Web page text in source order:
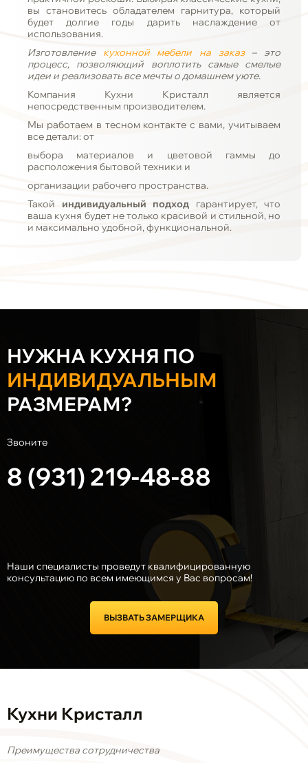
вы становитесь обладателем гарнитура, который
будет долгие годы дарить наслаждение от
использования.
Изготовление кухонной мебели на заказ– это
процесс, позволяющий воплотить самые смелые
идеи и реализовать все мечты о домашнем уюте.
Компания Кухни Кристалл является
непосредственным производителем.
Мы работаем в тесном контакте с вами, учитываем
все детали: от
выбора материалов и цветовой гаммы до
расположения бытовой техники и
организации рабочего пространства.
Такой индивидуальный подход гарантирует, что
ваша кухня будет не только красивой и стильной, но
и максимально удобной, функциональной.
НУЖНА КУХНЯ ПО
ИНДИВИДУАЛЬНЫМ
РАЗМЕРАМ?
Звоните
8 (931) 219-48-88
Наши специалисты проведут квалифицированную
консультацию по всем имеющимся у Вас вопросам!
ВЫЗВАТЬ ЗАМЕРЩИКА
Кухни Кристалл
Преимущества сотрудничества